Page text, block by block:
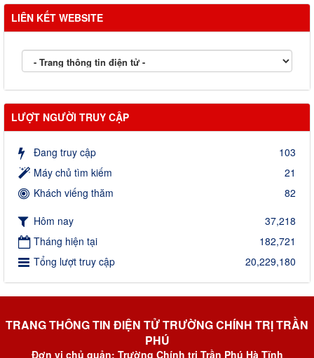
LIÊN KẾT WEBSITE
LƯỢT NGƯỜI TRUY CẬP
Đang truy cập
103
Máy chủ tìm kiếm
21
Khách viếng thăm
82
Hôm nay
37,218
Tháng hiện tại
182,721
Tổng lượt truy cập
20,229,180
TRANG THÔNG TIN ĐIỆN TỬ TRƯỜNG CHÍNH TRỊ TRẦN
PHÚ
Đơn vị chủ quản: Trường Chính trị Trần Phú Hà Tĩnh